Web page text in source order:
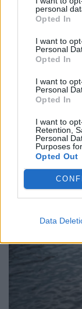
personal
Opted In
I want to
Personal
Opted In
I want to
Personal
Opted In
I want to
Retention,
Personal
Purposes
Opted Out
Data
5. Υδροχόος
Παρά το όνομά
αέρα, όμως
Του αρέσουν
εμπειρίες.
συνδεδεμένο
ανεξαρτησίας.